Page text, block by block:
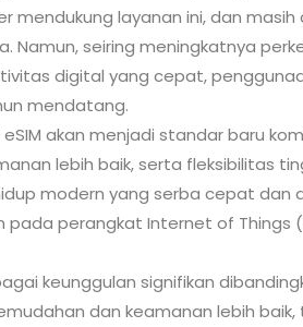
mendukung layanan ini, dan
Namun, seiring meningkatnya
digital yang cepat,
mendatang.
akan menjadi standar baru
lebih baik, serta fleksibilitas
modern yang serba cepat dan
pada perangkat Internet of Things
keunggulan signifikan
dan keamanan lebih